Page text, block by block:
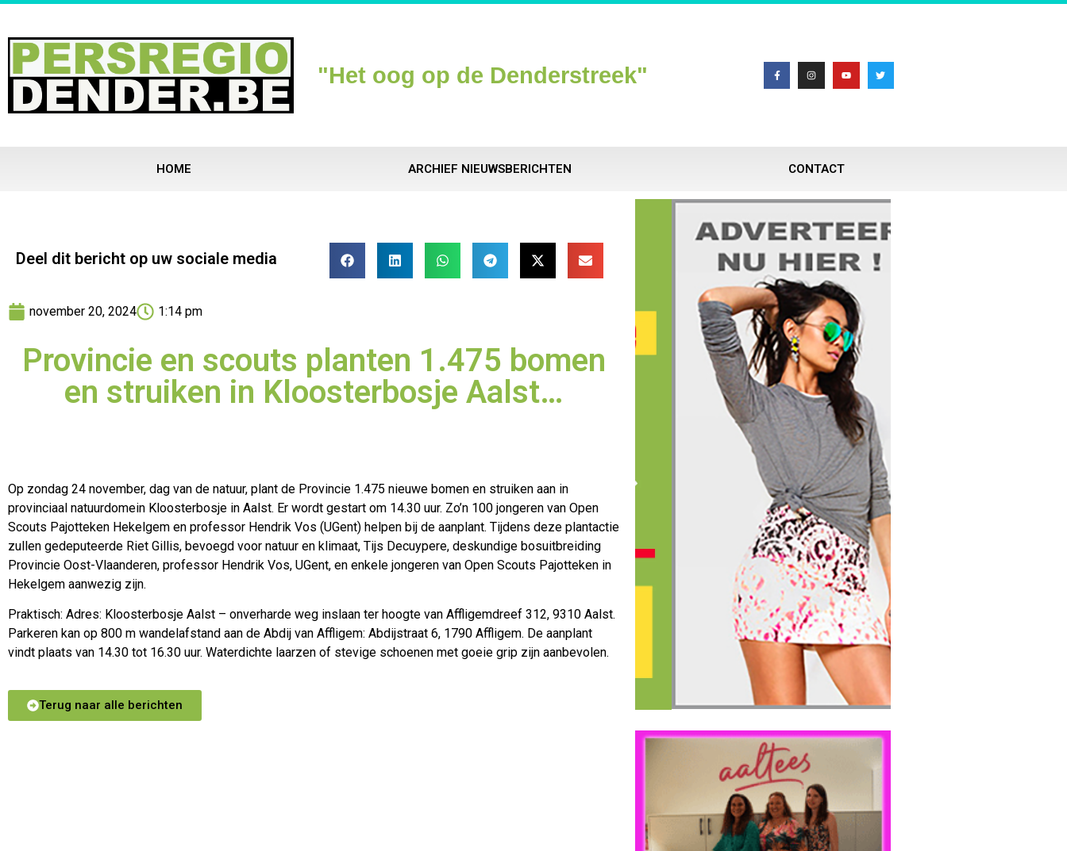
"Het oog op de Denderstreek"
HOME ARCHIEF NIEUWSBERICHTEN CONTACT
Deel dit bericht op uw sociale media
november 20, 2024 1:14 pm
Provincie en scouts planten 1.475 bomen
en struiken in Kloosterbosje Aalst…
Op zondag 24 november, dag van de natuur, plant de Provincie 1.475 nieuwe bomen en struiken aan in
provinciaal natuurdomein Kloosterbosje in Aalst. Er wordt gestart om 14.30 uur. Zo’n 100 jongeren van Open
Scouts Pajotteken Hekelgem en professor Hendrik Vos (UGent) helpen bij de aanplant. Tijdens deze plantactie
zullen gedeputeerde Riet Gillis, bevoegd voor natuur en klimaat, Tijs Decuypere, deskundige bosuitbreiding
Provincie Oost-Vlaanderen, professor Hendrik Vos, UGent, en enkele jongeren van Open Scouts Pajotteken in
Hekelgem aanwezig zijn.
Praktisch: Adres: Kloosterbosje Aalst – onverharde weg inslaan ter hoogte van Affligemdreef 312, 9310 Aalst.
Parkeren kan op 800 m wandelafstand aan de Abdij van Affligem: Abdijstraat 6, 1790 Affligem. De aanplant
vindt plaats van 14.30 tot 16.30 uur. Waterdichte laarzen of stevige schoenen met goeie grip zijn aanbevolen.
Terug naar alle berichten